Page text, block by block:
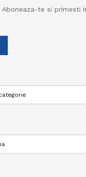
Aboneaza-te si primesti